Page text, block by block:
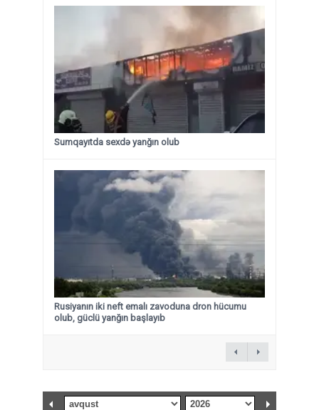
Sumqayıtda sexdə yanğın olub
Rusiyanın iki neft emalı zavoduna dron hücumu
olub, güclü yanğın başlayıb